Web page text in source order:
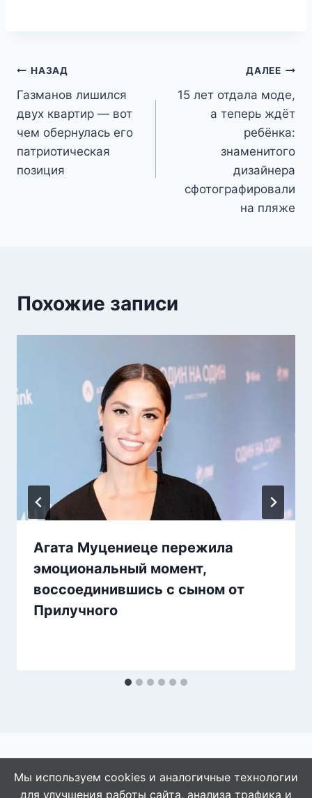
Навигация
по
записям
НАЗАД
Газманов лишился
двух квартир — вот
чем обернулась его
патриотическая
позиция
ДАЛЕЕ
15 лет отдала моде,
а теперь ждёт
ребёнка:
знаменитого
дизайнера
сфотографировали
на пляже
Похожие записи
Агата Муцениеце пережила
эмоциональный момент,
воссоединившись с сыном от
Прилучного
Мы используем cookies и аналогичные технологии
для улучшения работы сайта, анализа трафика и